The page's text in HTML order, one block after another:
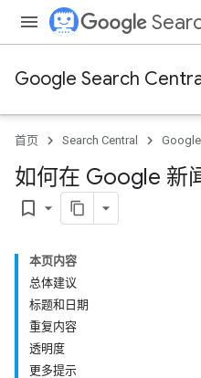
Google Search
首页 Search Central
如何在 Google 新
bookmark_border
本页内容
总体建议
标题和日期
重复内容
透明度
更多提示